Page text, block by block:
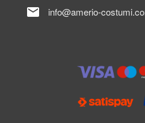
mail info@amerio-